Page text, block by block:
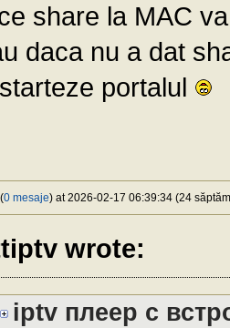
share la MAC
daca nu a dat
portalul
0 mesaje) at 2026-02-17 06:39:34 (24
wrote:
iptv плеер с